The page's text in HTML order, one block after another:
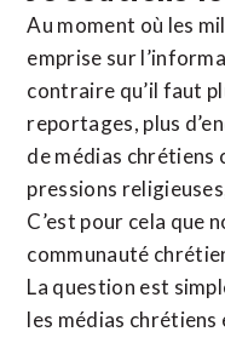
Au moment où les
emprise sur
contraire qu’il faut
reportages, plus
de médias chrétiens
pressions
C’est pour cela que
communauté
La question est
les médias chrétiens